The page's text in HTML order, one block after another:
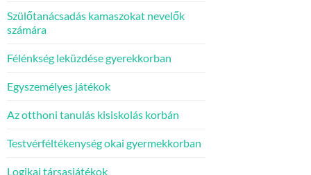
Szülőtanácsadás kamaszokat nevelők
számára
Félénkség leküzdése gyerekkorban
Egyszemélyes játékok
Az otthoni tanulás kisiskolás korbán
Testvérféltékenység okai gyermekkorban
Logikai társasjátékok